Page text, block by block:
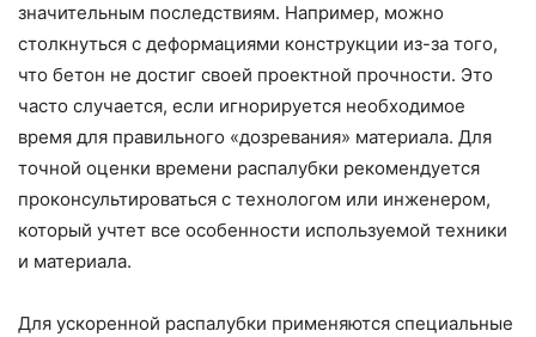
значительным последствиям. Например, можно
столкнуться с деформациями конструкции из-за того,
что бетон не достиг своей проектной прочности. Это
часто случается, если игнорируется необходимое
время для правильного «дозревания» материала. Для
точной оценки времени распалубки рекомендуется
проконсультироваться с технологом или инженером,
который учтет все особенности используемой техники
и материала.
Для ускоренной распалубки применяются специальные